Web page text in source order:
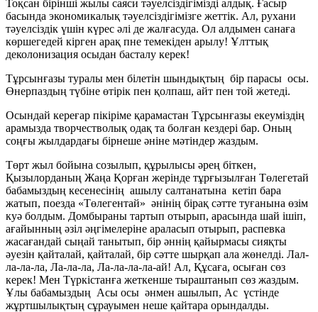
Тоқсан бірінші жылы саяси тәуелсіздігімізді алдық. Ғасыр
басында экономикалық тәуелсіздігімізге жеттік. Ал, рухани
тәуелсіздік үшін күрес әлі де жалғасуда. Ол алдымен санаға
көршегедей кірген арақ пне темекіден арылу! Ұлттық
деколонизация осыдан басталу керек!
Тұрсынғазы туралы мен білетін шындықтың бір парасы осы.
Өнерпаздың түбіне өтірік пен қолпаш, айт пен той жетеді.
Осындай кереғар пікіріме қарамастан Тұрсынғазы екеуміздің
арамызда творчестволық одақ та болған кездері бар. Оның
соңғы жылдардағы бірнеше әніне мәтіндер жаздым.
Төрт жыл бойына созылып, құрылысы әрең біткен,
Қызылорданың Жаңа Қорған жерінде тұрғызылған Төлегетай
бабамыздың кесенесінің ашылу салтанатына кетіп бара
жатып, поезда «Төлегентай» әнінің бірақ сәтте туғанына өзім
куә болдым. Домбыраны тартып отырып, арасында шай ішіп,
ағайынның әзіл әңгімелеріне араласып отырып, распевка
жасағандай сыңай танытып, бір әннің қайырмасы сияқты
әуезін қайталай, қайталай, бір сәтте шырқап ала жөнелді. Лал-
ла-ла-ла, Ла-ла-ла, Ла-ла-ла-ла-ай! Ал, Құсаға, осыған сөз
керек! Мен Түркістанға жеткенше тыраштанып сөз жаздым.
Ұлы бабамыздың Асы осы әнмен ашылып, Ас үстінде
жұртшылықтың сұрауымен неше қайтара орындалды.